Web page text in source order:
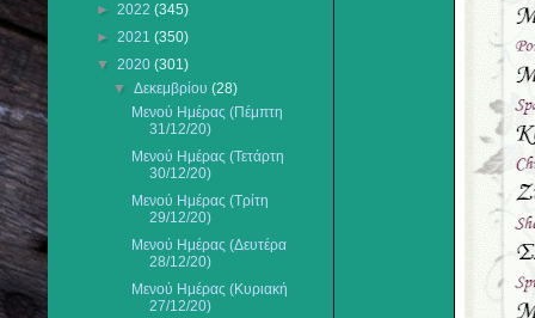
► 2022 (345)
► 2021 (350)
▼ 2020 (301)
▼Δεκεμβρίου(28)
Μενού Ημέρας (Πέμπτη
31/12/20)
Μενού Ημέρας (Τετάρτη
30/12/20)
Μενού Ημέρας (Τρίτη
29/12/20)
Μενού Ημέρας (Δευτέρα
28/12/20)
Μενού Ημέρας (Κυριακή
27/12/20)